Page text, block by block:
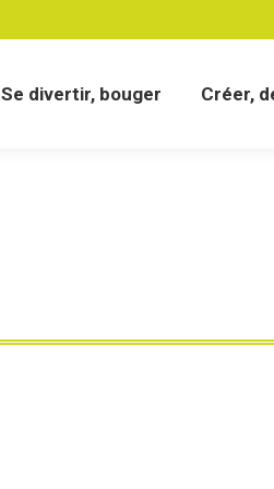
Se divertir, bouger Créer,
Vivre au quotidien Se